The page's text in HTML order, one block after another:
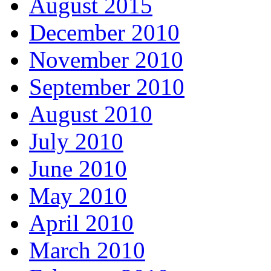
August 2015
December 2010
November 2010
September 2010
August 2010
July 2010
June 2010
May 2010
April 2010
March 2010